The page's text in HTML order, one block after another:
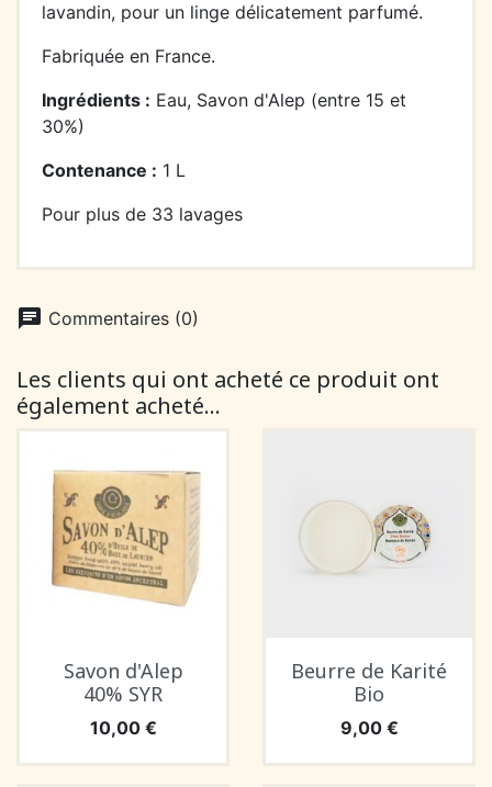
lavandin, pour un linge délicatement parfumé.
Fabriquée en France.
Ingrédients : Eau, Savon d'Alep (entre 15 et
30%)
Contenance : 1 L
Pour plus de 33 lavages
chat Commentaires (0)
Les clients qui ont acheté ce produit ont
également acheté...
Savon d'Alep
40% SYR
Prix
10,00 €
Beurre de Karité
Bio
Prix
9,00 €